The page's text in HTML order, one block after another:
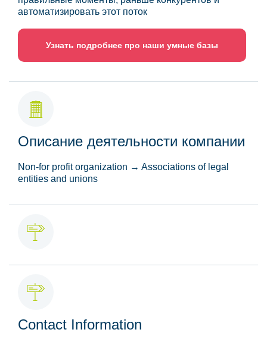
автоматизировать этот поток
Узнать подробнее про наши умные базы
Описание деятельности компании
Non-for profit organization → Associations of legal
entities and unions
Contact Information